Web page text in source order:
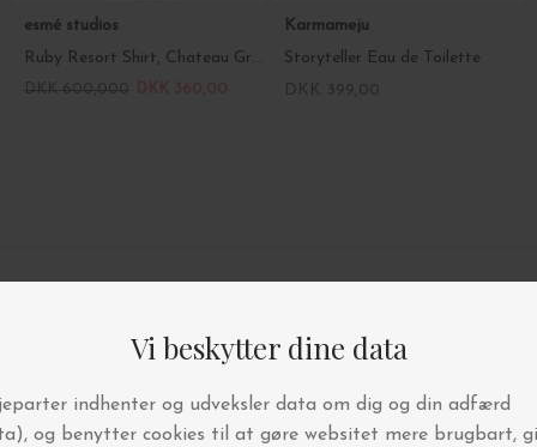
esmé studios
Ruby Resort Shirt, Chateau Gray
Karmameju
Storyteller Eau de Toilette
BYT OG AFHENT I BUTIKKEN
FRI FRAGT OVER 499,-